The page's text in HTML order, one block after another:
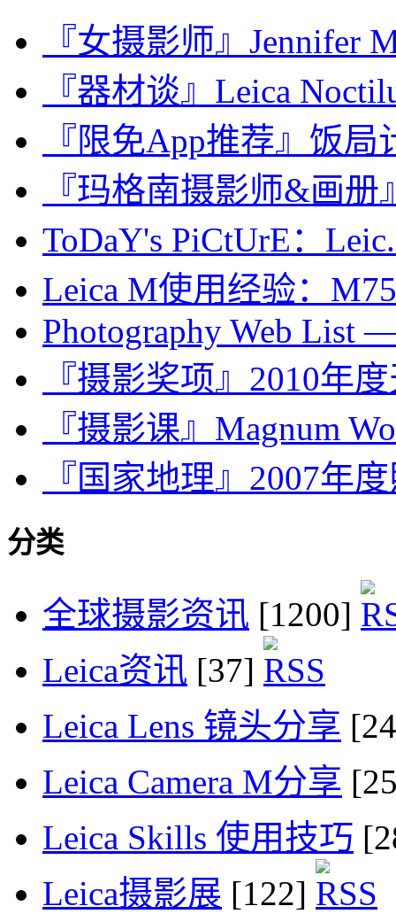
『女摄影师』Jennifer
『器材谈』Leica
『限免App推荐』饭
『玛格南摄影师&画册
ToDaY's PiCtUrE：
Leica M使用经验：
Photography Web List
『摄影奖项』2010年
『摄影课』Magnum
『国家地理』2007年
分类
全球摄影资讯 [1200]
Leica资讯 [37]
Leica Lens 镜头分享
Leica Camera M分享
Leica Skills 使用技巧
Leica摄影展 [122]